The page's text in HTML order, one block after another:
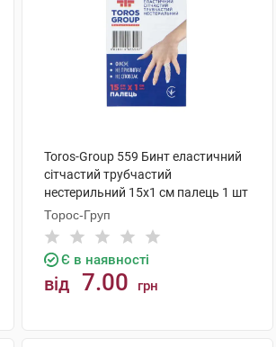
Toros-Group 559 Бинт еластичний
сітчастий трубчастий
нестерильний 15х1 см палець 1 шт
Торос-Груп
Є в наявності
від 7.00 грн